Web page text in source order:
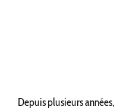
Depuis plusieurs années,